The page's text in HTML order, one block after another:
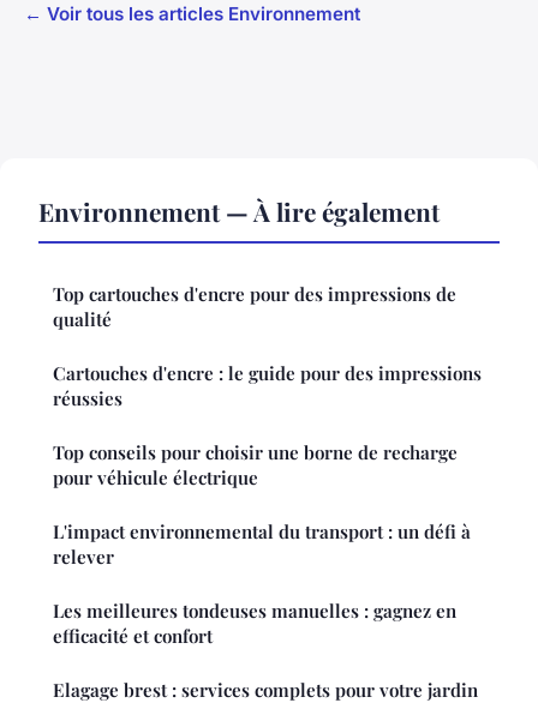
← Voir tous les articles Environnement
Environnement — À lire également
Top cartouches d'encre pour des impressions de
qualité
Cartouches d'encre : le guide pour des impressions
réussies
Top conseils pour choisir une borne de recharge
pour véhicule électrique
L'impact environnemental du transport : un défi à
relever
Les meilleures tondeuses manuelles : gagnez en
efficacité et confort
Elagage brest : services complets pour votre jardin